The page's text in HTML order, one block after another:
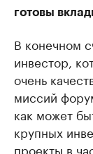
готовы
В конечном
инвестор,
очень
миссий
как может
крупных
проекты в